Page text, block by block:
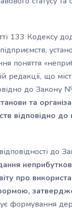
133 Кодексу
поняття
редакції, що
до Закону
та
відповідно до
до
про
формування